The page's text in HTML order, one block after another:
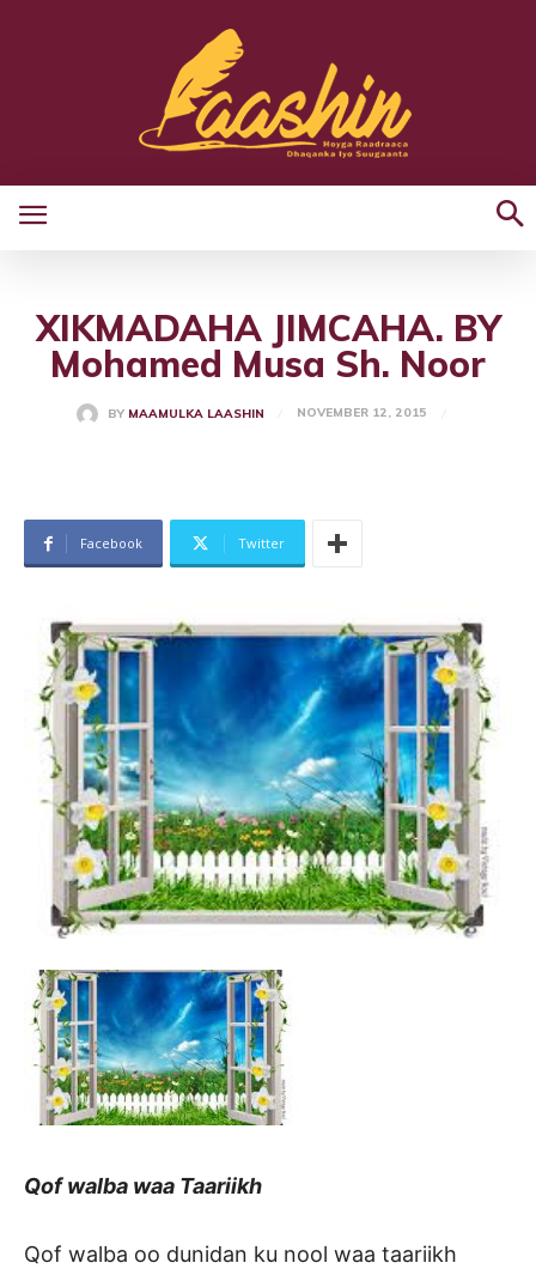
XIKMADAHA JIMCAHA. BY
Mohamed Musa Sh. Noor
BY MAAMULKA LAASHIN NOVEMBER 12, 2015
Facebook Twitter
Qof walba waa Taariikh
Qof walba oo dunidan ku nool waa taariikh